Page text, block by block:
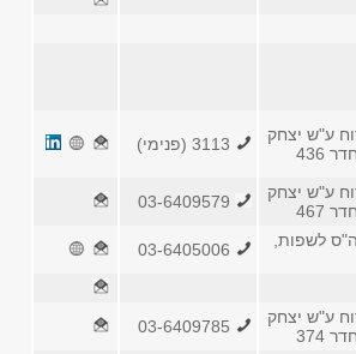
ע"ש יצחק
436
ע"ש יצחק
467
לשפות,
ע"ש יצחק
374